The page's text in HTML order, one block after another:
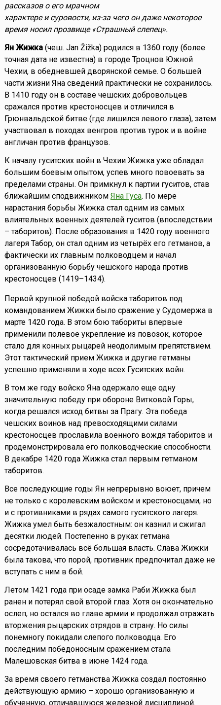
рассказов о его мрачном
характере и суровости, из-за чего он даже некоторое
время носил прозвище «Страшный слепец».
Ян Жижка(чеш. Jan Žižka) родился в 1360 году (более
точная дата не известна) в городе Троцнов Южной
Чехии, в обедневшей дворянской семье. О большей
части жизни Яна сведений практически не сохранилось.
В 1410 году он в составе чешских добровольцев
сражался против крестоносцев и отличился в
Грюнвальдской битве (где лишился левого глаза), затем
участвовал в походах венгров против турок и в войне
англичан против французов.
К началу гуситских войн в Чехии Жижка уже обладал
большим боевым опытом, успев много повоевать за
пределами страны. Он примкнул к партии гуситов, став
ближайшим сподвижником Яна Гуса. По мере
нарастания борьбы Жижка стал одним из самых
влиятельных военных деятелей гуситов (впоследствии
– таборитов). После образования в 1420 году военного
лагеря Табор, он стал одним из четырёх его гетманов, а
фактически их главным полководцем и начал
организованную борьбу чешского народа против
крестоносцев (1419–1434).
Первой крупной победой войска таборитов под
командованием Жижки было сражение у Судомержа в
марте 1420 года. В этом бою табориты впервые
применили полевое укрепление из повозок, которое
стало для конных рыцарей неодолимым препятствием.
Этот тактический прием Жижка и другие гетманы
успешно применяли в ходе всех Гуситских войн.
В том же году войско Яна одержало еще одну
значительную победу при обороне Витковой Горы,
когда решался исход битвы за Прагу. Эта победа
чешских воинов над превосходящими силами
крестоносцев прославила военного вождя таборитов и
продемонстрировала его полководческие способности.
В декабре 1420 года Жижка стал первым гетманом
таборитов.
Все последующие годы Ян непрерывно воюет, причем
не только с королевским войском и крестоносцами, но
и с противниками в рядах самого гуситского лагеря.
Жижка умел быть безжалостным: он казнил и сжигал
десятки людей. Постепенно в руках гетмана
сосредотачивалась всё большая власть. Слава Жижки
была такова, что порой, противник предпочитал даже не
вступать с ним в бой.
Летом 1421 года при осаде замка Раби Жижка был
ранен и потерял свой второй глаз. Хотя он окончательно
ослеп, но остался во главе армии и продолжал отражать
вторжения рыцарских отрядов в страну. Но силы
понемногу покидали слепого полководца. Его
последним победоносным сражением стала
Малешовская битва в июне 1424 года.
За время своего гетманства Жижка создал постоянно
действующую армию – хорошо организованную и
обученную, отличавшуюся железной дисциплиной.